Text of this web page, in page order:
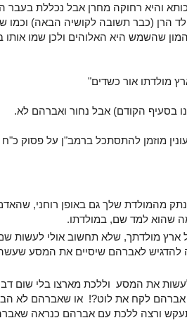
והיא רחוקה מחרן אבל נכללת בעבר
הרן (כבר תשובה לקושיה הבאה) וכמו
שהשמש היא האלוהים ולכן שמו אותו
מולדתו אור כשדים"
בסעיף הקודם) אבל נחור ואברהם לא.
מוזמן להתסתכל ברמב"ן על פסוק
מהמולדת שלך גם באופן רוחני,
שהוא למד שם, במולדתו.
ארץ מולדתך, שלא תחשוב אולי לעשות
להדגיש לאברהם שיסיים את המסע
את המסע וללכת מארצו בלי שום
אברהם לקח את לוט?! או שאברהם לא
ורצה ללכת עם אברהם כנראה